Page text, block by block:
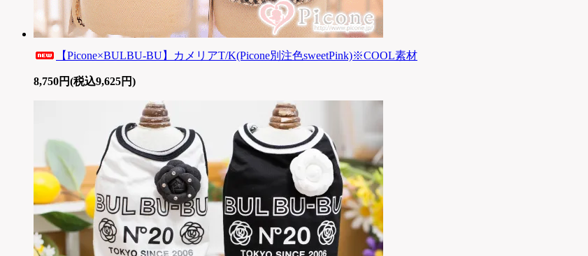
【Picone×BULBU-BU】カメリアT/K(Picone別注色sweetPink)※COOL素材
8,750円(税込9,625円)